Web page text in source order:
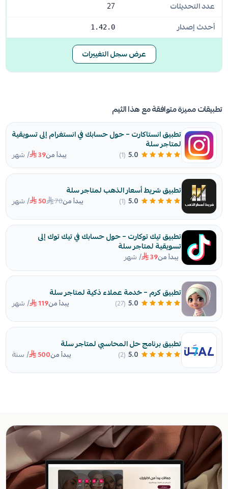
عدد التحديثات
27
أحدث إصدار
1.42.0
عرض سجل التغييرات
تطبيقات مميزة متوافقة مع هذا الثيم
تطبيق انستاكارت – حول حسابك في انستغرام إلى تسويقية
لمتاجر سلة
5.0
(1) يبدأ من39 / شهر
تطبيق شريط أسعار الذهب لمتاجر سلة
5.0
(1) يبدأ من70
50 / شهر
تطبيق تيك توكارت – حول حسابك في تيك توك إلى
تسويقية لمتاجر سلة
يبدأ من39 / شهر
تطبيق كرم – خدمة عملاء ذكية لمتاجر سلة
5.0
(27) يبدأ من119 / شهر
تطبيق برنامج حل المحاسبي لمتاجر سلة
5.0
(2) يبدأ من500 / سنة